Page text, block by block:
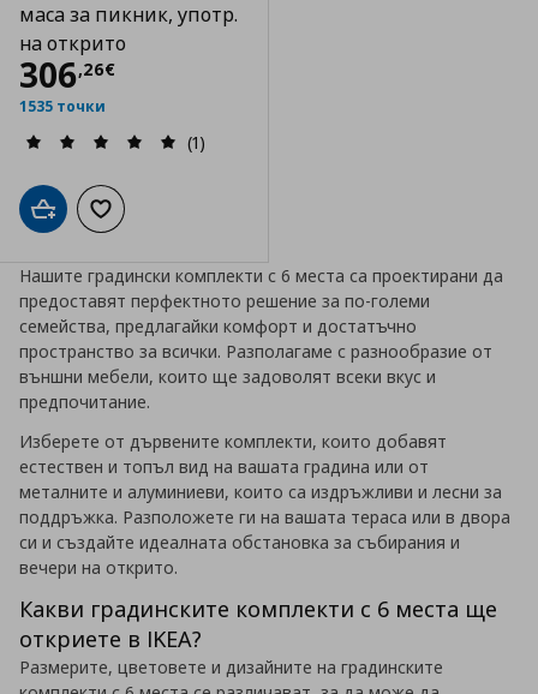
маса за пикник, употр.
на открито
306,26€
Цена
1535 точки
(1)
Добави в кошницата
Добави към списъка с любими
Нашите градински комплекти с 6 места са проектирани да
предоставят перфектното решение за по-големи
семейства, предлагайки комфорт и достатъчно
пространство за всички. Разполагаме с разнообразие от
външни мебели, които ще задоволят всеки вкус и
предпочитание.
Изберете от дървените комплекти, които добавят
естествен и топъл вид на вашата градина или от
металните и алуминиеви, които са издръжливи и лесни за
поддръжка. Разположете ги на вашата тераса или в двора
си и създайте идеалната обстановка за събирания и
вечери на открито.
Какви градинските комплекти с 6 места ще
откриете в IKEA?
Размерите, цветовете и дизайните на градинските